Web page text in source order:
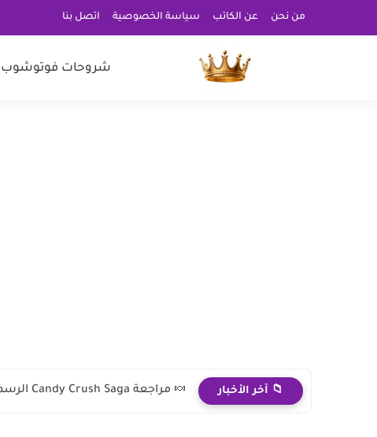
من نحن عن الكاتب سياسة الخصوصية اتصل بنا
شروحات
📁 آخر الأخبار 🍬 مراجعة Candy Crush Saga الرسمي 2026 — تجربة ألغاز...